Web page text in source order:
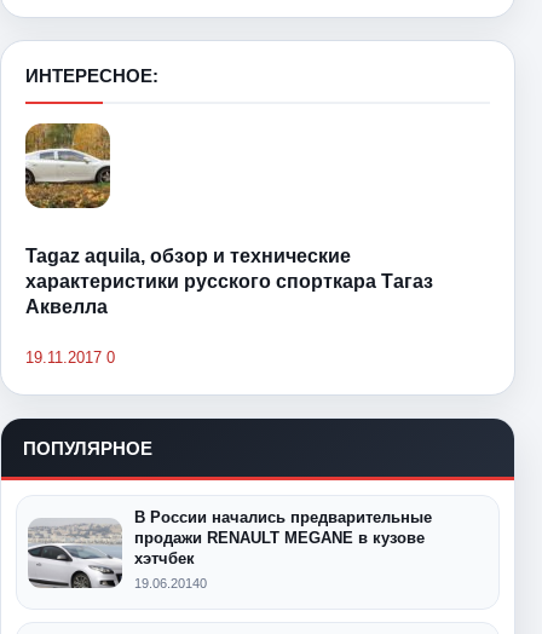
ИНТЕРЕСНОЕ:
Tagaz aquila, обзор и технические
характеристики русского спорткара Тагаз
Аквелла
19.11.2017 0
ПОПУЛЯРНОЕ
В России начались предварительные
продажи RENAULT MEGANE в кузове
хэтчбек
19.06.20140